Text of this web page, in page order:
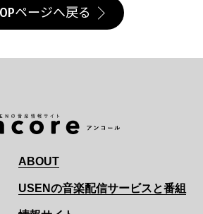
ページへ戻る
ABOUT
USENの音楽配信サービスと番組